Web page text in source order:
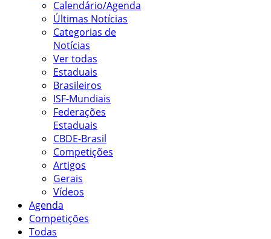
Calendário/Agenda
Últimas Notícias
Categorias de
Notícias
Ver todas
Estaduais
Brasileiros
ISF-Mundiais
Federações
Estaduais
CBDE-Brasil
Competições
Artigos
Gerais
Vídeos
Agenda
Competições
Todas